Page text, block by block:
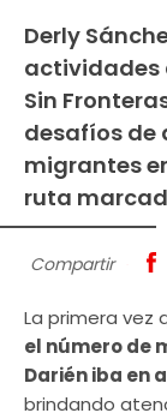
Derly
actividades
Sin
desafíos de
migrantes
ruta
Compartir
La primera vez
el número de
Darién iba en
brindando